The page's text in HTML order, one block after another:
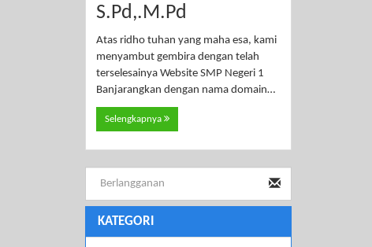
S.Pd,.M.Pd
Atas ridho tuhan yang maha esa, kami
menyambut gembira dengan telah
terselesainya Website SMP Negeri 1
Banjarangkan dengan nama domain…
Selengkapnya
KATEGORI